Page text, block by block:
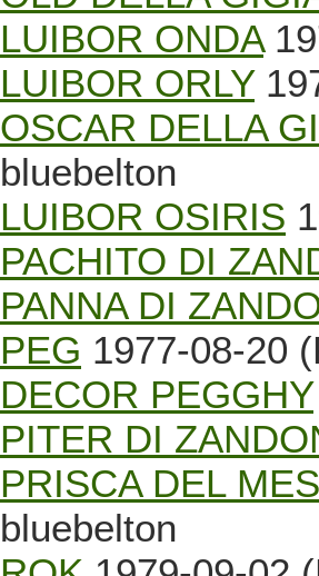
LUIBOR ONDA
LUIBOR ORLY
OSCAR DELLA
bluebelton
LUIBOR OSIRIS
PACHITO DI
PANNA DI
PEG 1977-08-20
DECOR PEGGHY
PITER DI
PRISCA DEL
bluebelton